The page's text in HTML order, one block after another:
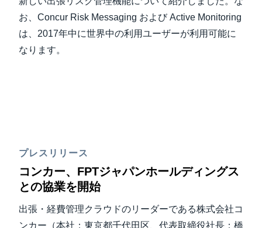
お、Concur Risk Messaging および Active Monitoring
は、2017年中に世界中の利用ユーザーが利用可能に
なります。
プレスリリース
コンカー、FPTジャパンホールディングス
との協業を開始
出張・経費管理クラウドのリーダーである株式会社コ
ンカー（本社：東京都千代田区、代表取締役社長：橋